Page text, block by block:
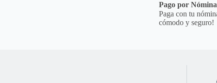
Pago por Nómina
Paga con tu
cómodo y seguro!